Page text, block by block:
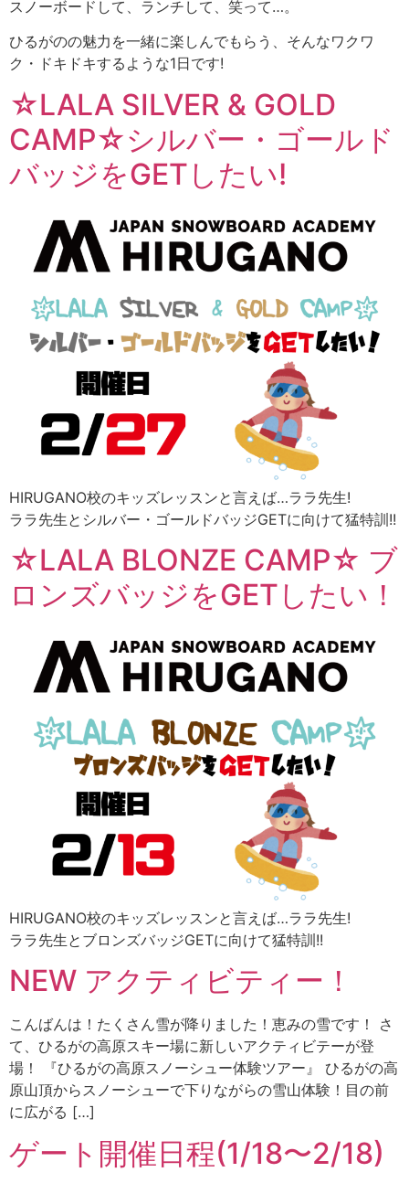
スノーボードして、ランチして、笑って…。
ひるがのの魅力を一緒に楽しんでもらう、そんなワクワ
ク・ドキドキするような1日です!
☆LALA SILVER & GOLD
CAMP☆シルバー・ゴールド
バッジをGETしたい!
HIRUGANO校のキッズレッスンと言えば…ララ先生!
ララ先生とシルバー・ゴールドバッジGETに向けて猛特訓!!
☆LALA BLONZE CAMP☆ ブ
ロンズバッジをGETしたい！
HIRUGANO校のキッズレッスンと言えば…ララ先生!
ララ先生とブロンズバッジGETに向けて猛特訓!!
NEW アクティビティー！
こんばんは！たくさん雪が降りました！恵みの雪です！ さ
て、ひるがの高原スキー場に新しいアクティビテーが登
場！ 『ひるがの高原スノーシュー体験ツアー』 ひるがの高
原山頂からスノーシューで下りながらの雪山体験！目の前
に広がる […]
ゲート開催日程(1/18〜2/18)